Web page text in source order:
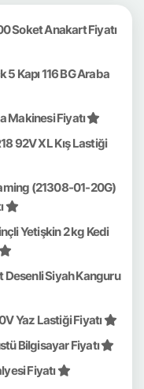
Soket Anakart Fiyatı
Kapı 116 BG Araba
Makinesi Fiyatı
92V XL Kış Lastiği
(21308-01-20G)
Yetişkin 2 kg Kedi
Desenli Siyah Kanguru
Yaz Lastiği Fiyatı
Bilgisayar Fiyatı
Fiyatı